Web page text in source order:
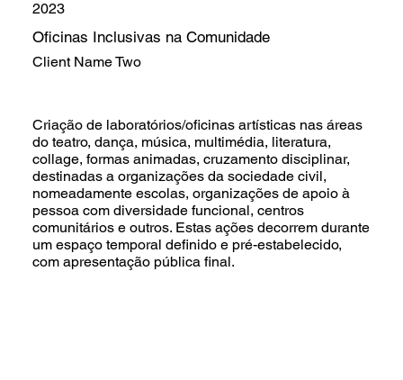
Client Name Two
Oficinas Inclusivas na Comunidade
2023
Criação de laboratórios/oficinas artísticas nas áreas
do teatro, dança, música, multimédia, literatura,
collage, formas animadas, cruzamento disciplinar,
destinadas a organizações da sociedade civil,
nomeadamente escolas, organizações de apoio à
pessoa com diversidade funcional, centros
comunitários e outros. Estas ações decorrem durante
um espaço temporal definido e pré-estabelecido,
com apresentação pública final.